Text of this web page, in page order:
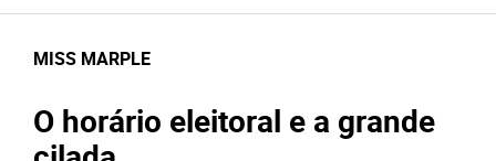
MISS MARPLE
O horário eleitoral e a grande